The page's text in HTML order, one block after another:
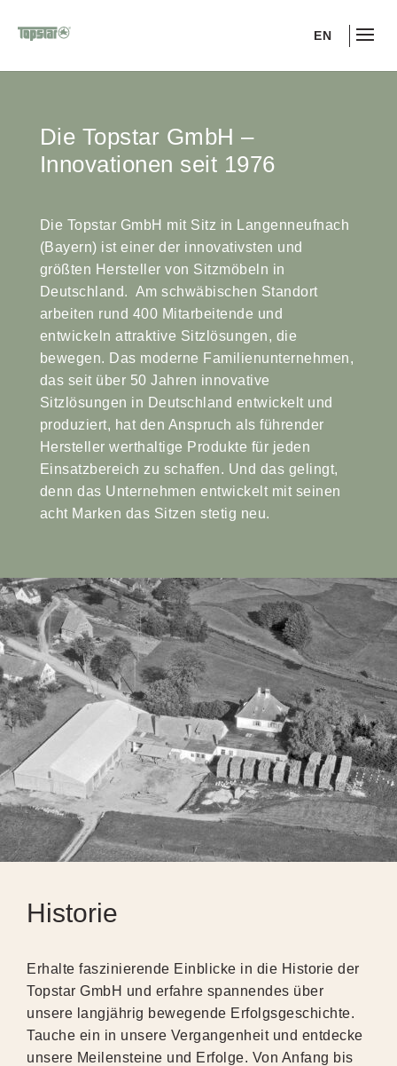
EN
Die Topstar GmbH –
Innovationen seit 1976
Die Topstar GmbH mit Sitz in Langenneufnach
(Bayern) ist einer der innovativsten und
größten Hersteller von Sitzmöbeln in
Deutschland. Am schwäbischen Standort
arbeiten rund 400 Mitarbeitende und
entwickeln attraktive Sitzlösungen, die
bewegen. Das moderne Familienunternehmen,
das seit über 50 Jahren innovative
Sitzlösungen in Deutschland entwickelt und
produziert, hat den Anspruch als führender
Hersteller werthaltige Produkte für jeden
Einsatzbereich zu schaffen. Und das gelingt,
denn das Unternehmen entwickelt mit seinen
acht Marken das Sitzen stetig neu.
Historie
Erhalte faszinierende Einblicke in die Historie der
Topstar GmbH und erfahre spannendes über
unsere langjährig bewegende Erfolgsgeschichte.
Tauche ein in unsere Vergangenheit und entdecke
unsere Meilensteine und Erfolge. Von Anfang bis